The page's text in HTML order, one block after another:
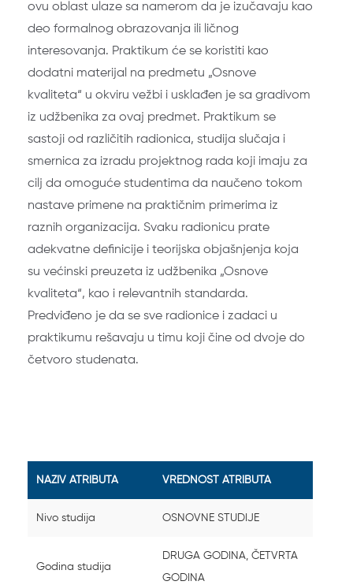
ovu oblast ulaze sa namerom da je izučavaju kao
deo formalnog obrazovanja ili ličnog
interesovanja. Praktikum će se koristiti kao
dodatni materijal na predmetu „Osnove
kvaliteta“ u okviru vežbi i usklađen je sa gradivom
iz udžbenika za ovaj predmet. Praktikum se
sastoji od različitih radionica, studija slučaja i
smernica za izradu projektnog rada koji imaju za
cilj da omoguće studentima da naučeno tokom
nastave primene na praktičnim primerima iz
raznih organizacija. Svaku radionicu prate
adekvatne definicije i teorijska objašnjenja koja
su većinski preuzeta iz udžbenika „Osnove
kvaliteta“, kao i relevantnih standarda.
Predviđeno je da se sve radionice i zadaci u
praktikumu rešavaju u timu koji čine od dvoje do
četvoro studenata.
NAZIV ATRIBUTA VREDNOST ATRIBUTA
Nivo studija OSNOVNE STUDIJE
Godina studija
DRUGA GODINA, ČETVRTA
GODINA